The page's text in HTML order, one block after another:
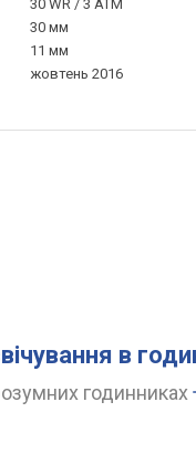
30 WR / 3 ATM
30 мм
11 мм
жовтень 2016
в
годинниках